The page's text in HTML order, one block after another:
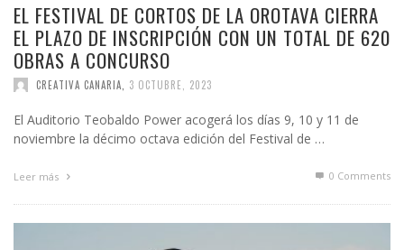
EL FESTIVAL DE CORTOS DE LA OROTAVA CIERRA
EL PLAZO DE INSCRIPCIÓN CON UN TOTAL DE 620
OBRAS A CONCURSO
CREATIVA CANARIA 3 OCTUBRE, 2023
El Auditorio Teobaldo Power acogerá los días 9, 10 y 11 de
noviembre la décimo octava edición del Festival de …
Leer más 0 Comments